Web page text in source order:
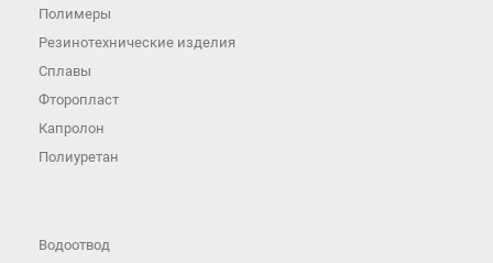
Полимеры
Резинотехнические изделия
Сплавы
Фторопласт
Капролон
Полиуретан
Водоотвод